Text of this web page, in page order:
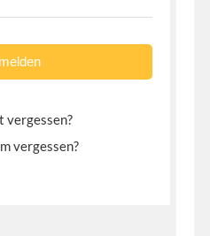
vergessen?
vergessen?